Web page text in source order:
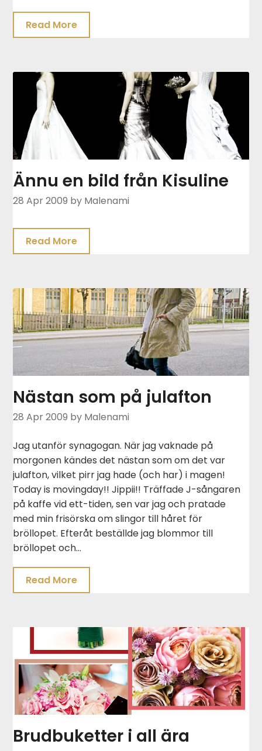
Read More
Ännu en bild från Kisuline
28 Apr 2009 by Malenami
Read More
Nästan som på julafton
28 Apr 2009 by Malenami
Jag utanför synagogan. När jag vaknade på
morgonen kändes det nästan som om det var
julafton, vilket pirr jag hade (och har) i magen!
Today is movingday!! Jippii!! Träffade J-sångaren
på kaffe vid ett-tiden, sen var jag och pratade
med min frisörska om slingor till håret för
bröllopet. Efteråt beställde jag blommor till
bröllopet och…
Read More
Brudbuketter i all ära